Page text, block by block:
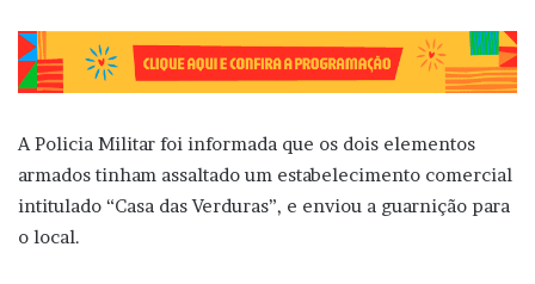
A Policia Militar foi informada que os dois elementos
armados tinham assaltado um estabelecimento comercial
intitulado “Casa das Verduras”, e enviou a guarnição para
o local.